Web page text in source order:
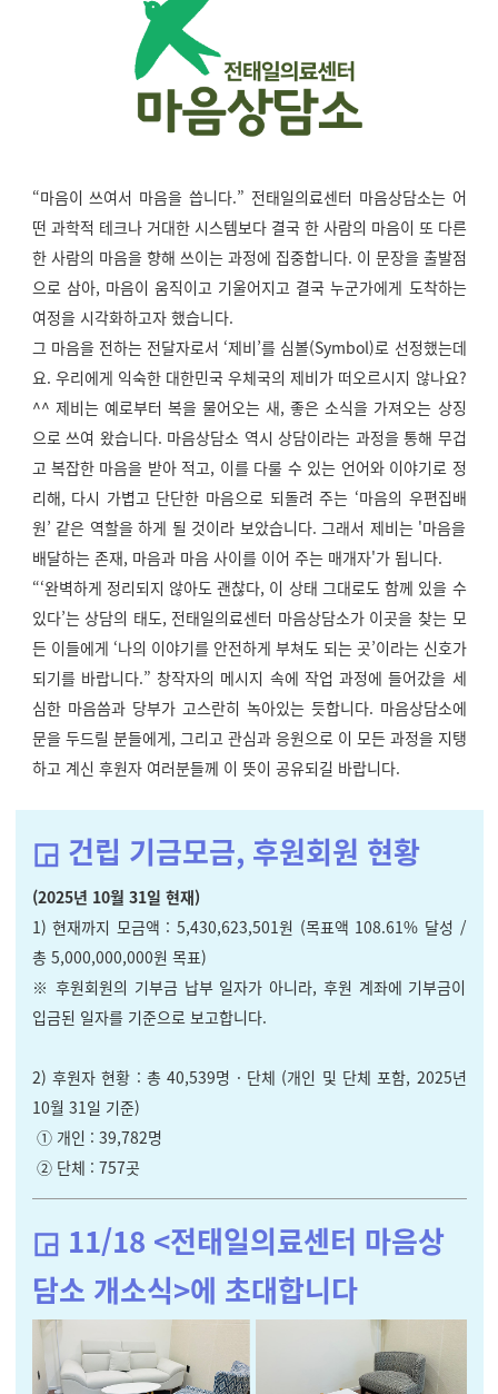
“마음이 쓰여서 마음을 씁니다.” 전태일의료센터 마음상담소는 어
떤 과학적 테크나 거대한 시스템보다 결국 한 사람의 마음이 또 다른
한 사람의 마음을 향해 쓰이는 과정에 집중합니다. 이 문장을 출발점
으로 삼아, 마음이 움직이고 기울어지고 결국 누군가에게 도착하는
여정을 시각화하고자 했습니다.
그 마음을 전하는 전달자로서 ‘제비’를 심볼(Symbol)로 선정했는데
요. 우리에게 익숙한 대한민국 우체국의 제비가 떠오르시지 않나요?
^^ 제비는 예로부터 복을 물어오는 새, 좋은 소식을 가져오는 상징
으로 쓰여 왔습니다. 마음상담소 역시 상담이라는 과정을 통해 무겁
고 복잡한 마음을 받아 적고, 이를 다룰 수 있는 언어와 이야기로 정
리해, 다시 가볍고 단단한 마음으로 되돌려 주는 ‘마음의 우편집배
원’ 같은 역할을 하게 될 것이라 보았습니다. 그래서 제비는 '마음을
배달하는 존재, 마음과 마음 사이를 이어 주는 매개자'가 됩니다.
“‘완벽하게 정리되지 않아도 괜찮다, 이 상태 그대로도 함께 있을 수
있다’는 상담의 태도, 전태일의료센터 마음상담소가 이곳을 찾는 모
든 이들에게 ‘나의 이야기를 안전하게 부쳐도 되는 곳’이라는 신호가
되기를 바랍니다.” 창작자의 메시지 속에 작업 과정에 들어갔을 세
심한 마음씀과 당부가 고스란히 녹아있는 듯합니다. 마음상담소에
문을 두드릴 분들에게, 그리고 관심과 응원으로 이 모든 과정을 지탱
하고 계신 후원자 여러분들께 이 뜻이 공유되길 바랍니다.
◲ 건립 기금모금, 후원회원 현황
(2025년 10월 31일 현재)
1) 현재까지 모금액 : 5,430,623,501원 (목표액 108.61% 달성 /
총 5,000,000,000원 목표)
※ 후원회원의 기부금 납부 일자가 아니라, 후원 계좌에 기부금이
입금된 일자를 기준으로 보고합니다.
2) 후원자 현황 : 총 40,539명 · 단체 (개인 및 단체 포함, 2025년
10월 31일 기준)
① 개인 : 39,782명
② 단체 : 757곳
◲ 11/18 <전태일의료센터 마음상
담소 개소식>에 초대합니다